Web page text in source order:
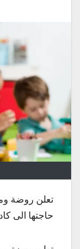
تعلن روضة
حاجتها الى